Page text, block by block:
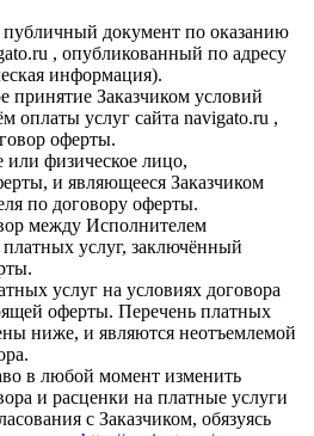
документ по оказанию
, опубликованный по адресу
информация).
принятие Заказчиком условий
оплаты услуг сайта navigato.ru ,
оферты.
или физическое лицо,
и являющееся Заказчиком
по договору оферты.
между Исполнителем
услуг, заключённый
услуг на условиях договора
оферты. Перечень платных
ниже, и являются неотъемлемой
в любой момент изменить
и расценки на платные услуги
с Заказчиком, обязуясь